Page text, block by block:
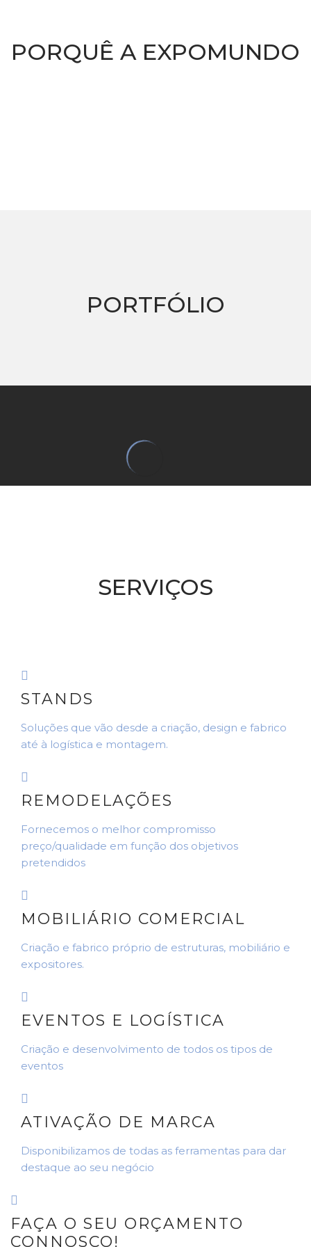
PORQUÊ A EXPOMUNDO
PORTFÓLIO
SERVIÇOS
STANDS
Soluções que vão desde a criação, design e fabrico
até à logística e montagem.
REMODELAÇÕES
Fornecemos o melhor compromisso
preço/qualidade em função dos objetivos
pretendidos
MOBILIÁRIO COMERCIAL
Criação e fabrico próprio de estruturas, mobiliário e
expositores.
EVENTOS E LOGÍSTICA
Criação e desenvolvimento de todos os tipos de
eventos
ATIVAÇÃO DE MARCA
Disponibilizamos de todas as ferramentas para dar
destaque ao seu negócio
FAÇA O SEU ORÇAMENTO
CONNOSCO!